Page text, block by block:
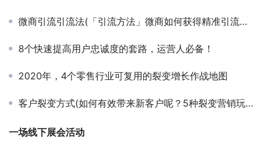
微商引流引流法(「引流方法」微商如何获得精准引流的八大方法)
8个快速提高用户忠诚度的套路，运营人必备！
2020年，4个零售行业可复用的裂变增长作战地图
客户裂变方式(如何有效带来新客户呢？5种裂变营销玩法帮你实现低成本获新客)
一场线下展会活动